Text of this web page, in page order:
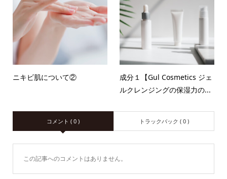
ニキビ肌について②
成分１【Gul Cosmetics ジェ
ルクレンジングの保湿力の...
コメント ( 0 ) トラックバック ( 0 )
この記事へのコメントはありません。